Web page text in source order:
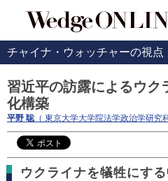
チャイナ・ウォッチャーの視点
習近平の訪露によるウク
化構築
平野 聡 （ 東京大学大学院法学政治学研究
ウクライナを犠牲にする